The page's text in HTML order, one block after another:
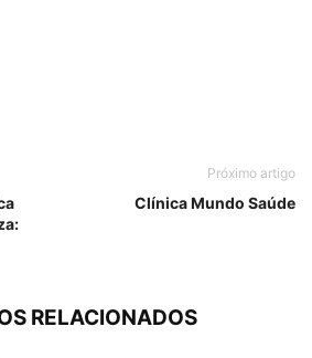
Próximo artigo
Clínica Mundo Saúde
RELACIONADOS